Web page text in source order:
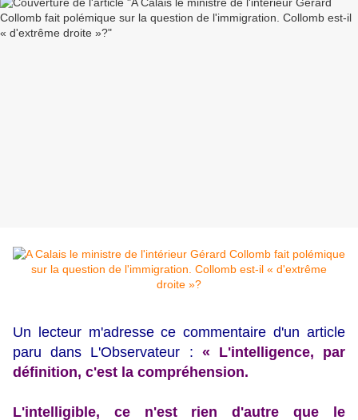
Un lecteur m'adresse ce commentaire d'un article
paru dans L'Observateur : « L'intelligence, par
définition, c'est la compréhension.
L'intelligible, ce n'est rien d'autre que le